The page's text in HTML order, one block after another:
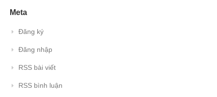
Meta
Đăng ký
Đăng nhập
RSS bài viết
RSS bình luận